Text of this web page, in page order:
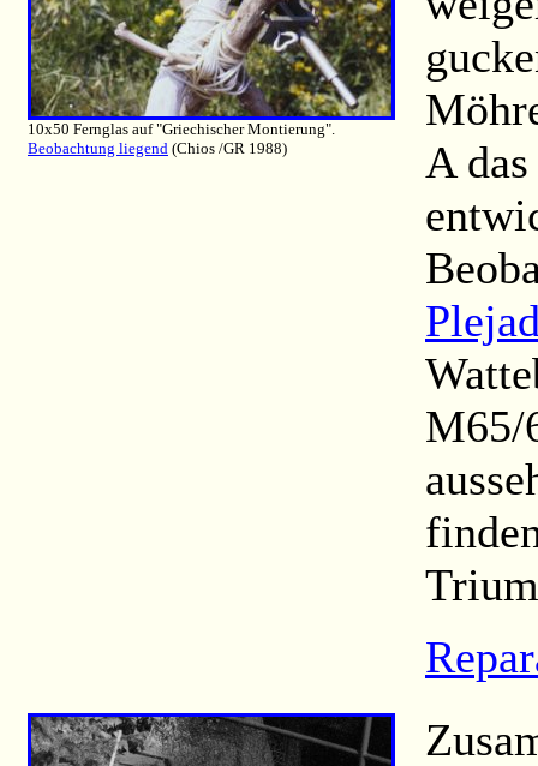
10x50 Fernglas auf "Griechischer Montierung".
Beobachtung liegend (Chios /GR 1988)
A
M65/